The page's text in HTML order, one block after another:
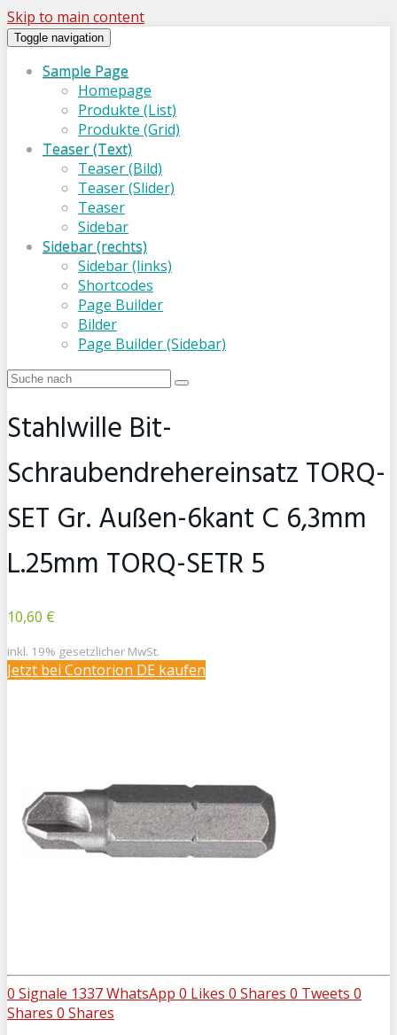
Skip to main content
Toggle navigation
Sample Page
Homepage
Produkte (List)
Produkte (Grid)
Teaser (Text)
Teaser (Bild)
Teaser (Slider)
Teaser
Sidebar
Sidebar (rechts)
Sidebar (links)
Shortcodes
Page Builder
Bilder
Page Builder (Sidebar)
Stahlwille Bit-
Schraubendrehereinsatz TORQ-
SET Gr. Außen-6kant C 6,3mm
L.25mm TORQ-SETR 5
10,60 €
inkl. 19% gesetzlicher MwSt.
Jetzt bei Contorion DE kaufen
0 Signale 1337WhatsApp 0 Likes 0 Shares 0 Tweets 0
Shares 0 Shares